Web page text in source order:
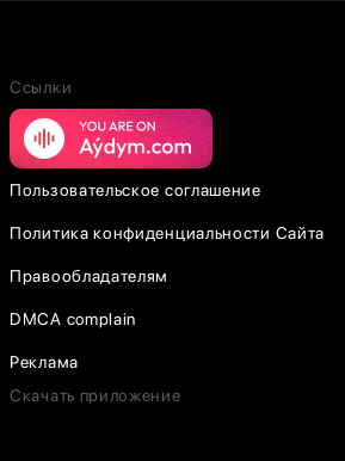
Ссылки
Пользовательское соглашение
Политика конфиденциальности Сайта
Правообладателям
DMCA complain
Реклама
Скачать приложение